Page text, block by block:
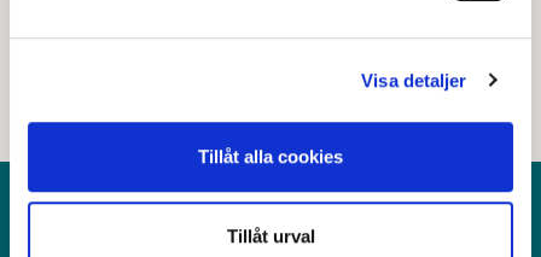
Visa detaljer
Tillåt alla cookies
Tillåt urval